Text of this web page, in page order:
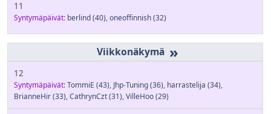
11
Syntymäpäivät: berlind(40),oneoffinnish(32)
»
12
Syntymäpäivät:TommiE (43), Jhp-Tuning(36), harrastelija (34),
BrianneHir(33),CathrynCzt(31),VilleHoo(29)